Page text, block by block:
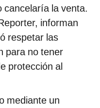
cancelaría la venta.
informan
respetar las
para no tener
protección al
mediante un